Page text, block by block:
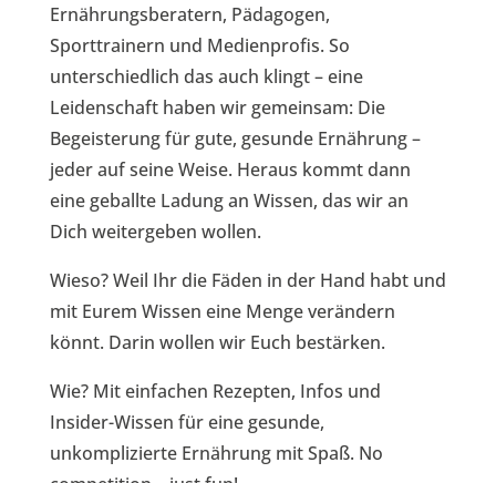
Ernährungsberatern, Pädagogen,
Sporttrainern und Medienprofis. So
unterschiedlich das auch klingt – eine
Leidenschaft haben wir gemeinsam: Die
Begeisterung für gute, gesunde Ernährung –
jeder auf seine Weise. Heraus kommt dann
eine geballte Ladung an Wissen, das wir an
Dich weitergeben wollen.
Wieso? Weil Ihr die Fäden in der Hand habt und
mit Eurem Wissen eine Menge verändern
könnt. Darin wollen wir Euch bestärken.
Wie? Mit einfachen Rezepten, Infos und
Insider-Wissen für eine gesunde,
unkomplizierte Ernährung mit Spaß. No